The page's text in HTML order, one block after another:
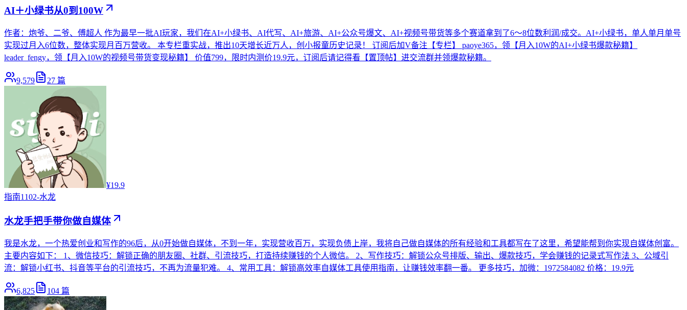
AI＋小绿书从0到100W
作者：炮爷、二爷、傅超人 作为最早一批AI玩家，我们在AI+小绿书、AI代写、AI+旅游、AI+公众号爆文、AI+视频号带货等多个赛道拿到了6～8位数利润/成交。AI+小绿书，单人单月单号
实现过月入6位数，整体实现月百万营收。 本专栏重实战，推出10天增长近万人，创小报童历史记录！ 订阅后加V备注【专栏】 paoye365，领【月入10W的AI+小绿书爆款秘籍】
leader_fengy，领【月入10W的视频号带货变现秘籍】 价值799，限时内测价19.9元，订阅后请记得看【置顶帖】进交流群并领爆款秘籍。
9,579 27 篇
¥19.9
指南1102-水龙
水龙手把手带你做自媒体
我是水龙，一个热爱创业和写作的96后，从0开始做自媒体，不到一年，实现营收百万，实现负债上岸，我将自己做自媒体的所有经验和工具都写在了这里，希望能帮到你实现自媒体创富。
主要内容如下： 1、微信技巧：解锁正确的朋友圈、社群、引流技巧，打造持续赚钱的个人微信。 2、写作技巧：解锁公众号排版、输出、爆款技巧，学会赚钱的记录式写作法 3、公域引
流：解锁小红书、抖音等平台的引流技巧，不再为流量犯难。 4、常用工具：解锁高效率自媒体工具使用指南，让赚钱效率翻一番。 更多技巧，加微：1972584082 价格：19.9元
6,825 104 篇